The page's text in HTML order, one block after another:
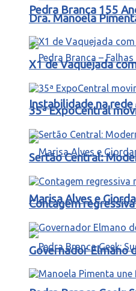
Pedra Branca 155
Instabilidade na
Marisa Alves e
Dra. Manoela
X1 de Vaquejada
35ª ExpoCentral
Sertão Central:
Contagem
Governador Elmano